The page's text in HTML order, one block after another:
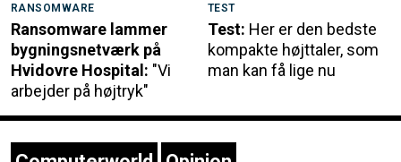
RANSOMWARE
Ransomware lammer
bygningsnetværk på
Hvidovre Hospital: "Vi
arbejder på højtryk"
TEST
Test: Her er den bedste
kompakte højttaler, som
man kan få lige nu